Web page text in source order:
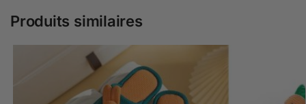
Produits similaires